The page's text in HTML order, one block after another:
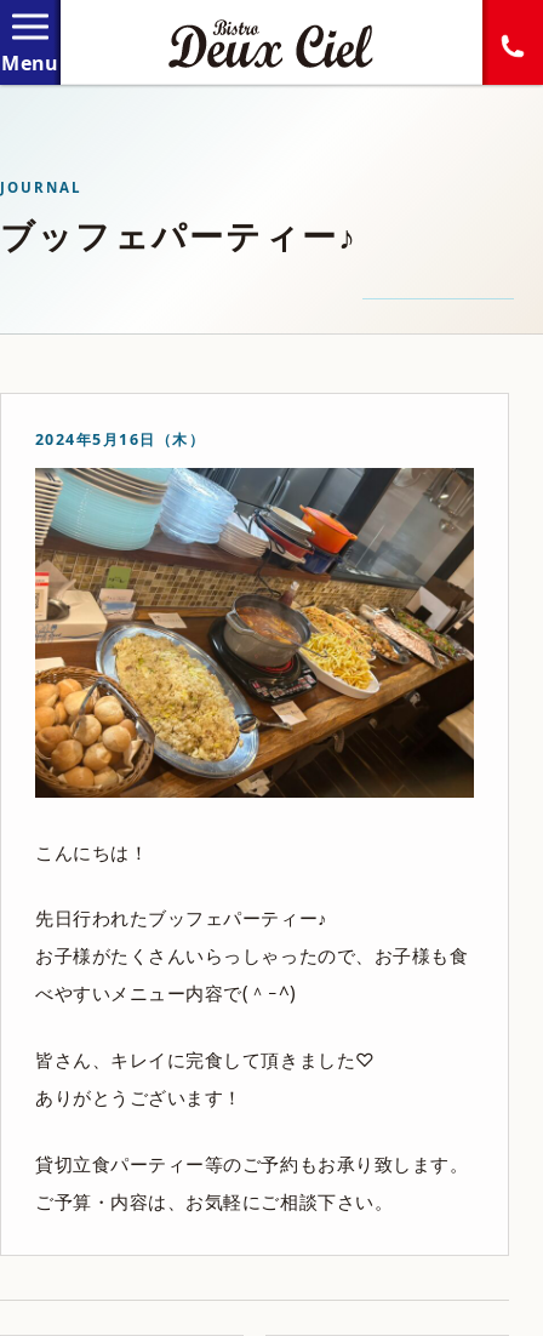
JOURNAL
ブッフェパーティー♪
2024年5月16日（木）
こんにちは！
先日行われたブッフェパーティー♪
お子様がたくさんいらっしゃったので、お子様も食
べやすいメニュー内容で(＾ｰ^)
皆さん、キレイに完食して頂きました♡
ありがとうございます！
貸切立食パーティー等のご予約もお承り致します。
ご予算・内容は、お気軽にご相談下さい。